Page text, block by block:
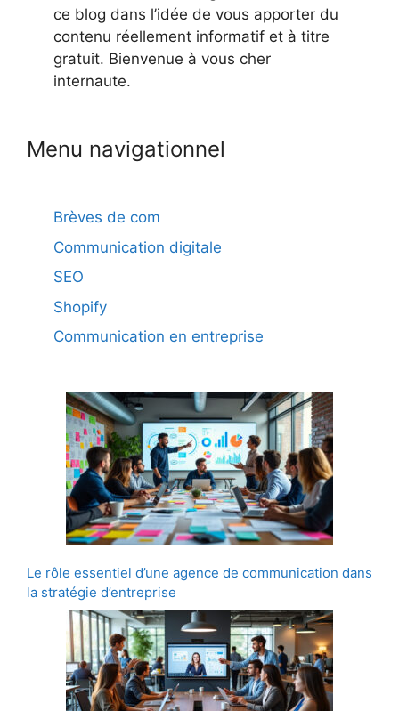
ce blog dans l’idée de vous apporter du
contenu réellement informatif et à titre
gratuit. Bienvenue à vous cher
internaute.
Menu navigationnel
Brèves de com
Communication digitale
SEO
Shopify
Communication en entreprise
Le rôle essentiel d’une agence de communication dans
la stratégie d’entreprise